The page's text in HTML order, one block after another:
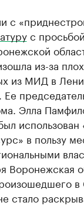
с
с
из-за
из МИД в
Элла
использован
в пользу
Воронежская
в
стало